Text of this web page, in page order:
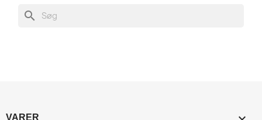
search
VARER